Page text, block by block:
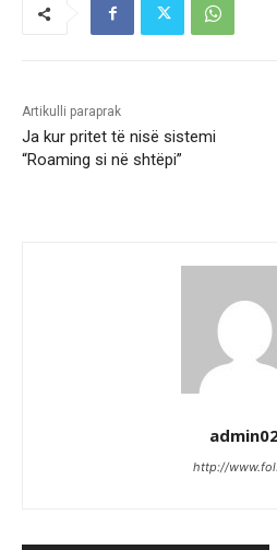
Artikulli paraprak
Ja kur pritet të nisë sistemi
“Roaming si në shtëpi”
http://